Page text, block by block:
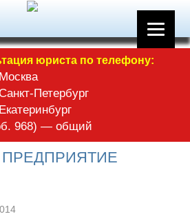
юриста по телефону:
Петербург
968) — общий
ПРЕДПРИЯТИЕ